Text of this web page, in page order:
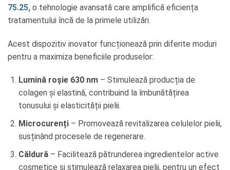
75.25, o tehnologie avansată care amplifică eficiența
tratamentului încă de la primele utilizări.
Acest dispozitiv inovator funcționează prin diferite moduri
pentru a maximiza beneficiile produselor:
Lumină roșie 630 nm– Stimulează producția de
colagen și elastină, contribuind la îmbunătățirea
tonusului și elasticității pielii.
Microcurenți– Promovează revitalizarea celulelor pielii,
susținând procesele de regenerare.
Căldură– Facilitează pătrunderea ingredientelor active
cosmetice și stimulează relaxarea pielii, pentru un efect